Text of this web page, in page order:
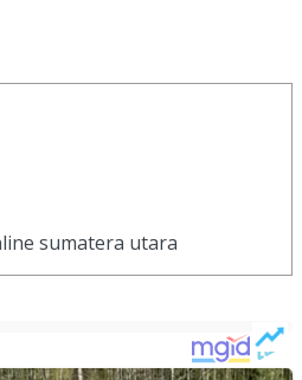
sumatera utara